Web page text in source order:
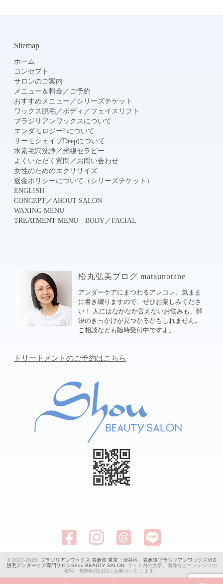
Sitemap
ホーム
コンセプト
サロンのご案内
メニュー＆料金 ／ ご予約
おすすめメニュー ／ シリーズチケット
ワックス脱毛／ボディ ／ フェイスリフト
ブラジリアンワックスについて
エンダモロジー®について
サーモシェイプDeepについて
水素毛穴洗浄／光線セラピー
よくいただく質問 ／ お問い合わせ
女性のためのエクササイズ
返金ポリシーについて（シリーズチケット）
ENGLISH
CONCEPT／ABOUT SALON
WAXING MENU
TREATMENT MENUBODY／FACIAL
松丸弘美ブログ matsunotane
アンダーケアにまつわるアレコレ。気まま
に書き綴りますので、ぜひお楽しみくださ
い！ 人にはなかなか言えないお悩みも、解
決のきっかけが見つかるかもしれません。
ご相談なども随時受付中ですよ。
トリートメントのご予約はこちら
© 2000-2026. ブラジリアンワックス 表参道 東京・渋谷区、表参道ブラジリアンワックスVIO
脱毛アンダーケア専門サロンShou BEAUTY SALON. サイト内の文章、画像などコンテンツの
複写・無断転用は固くお断りいたします。